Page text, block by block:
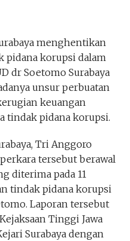
menghentikan
pidana korupsi dalam
dr Soetomo Surabaya
unsur perbuatan
keuangan
tindak pidana korupsi.
Tri Anggoro
tersebut berawal
diterima pada 11
tindak pidana korupsi
Laporan tersebut
Tinggi Jawa
Surabaya dengan